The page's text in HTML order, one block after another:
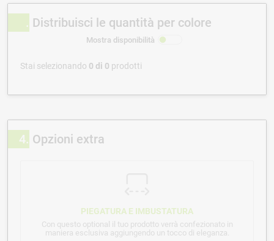
Distribuisci le quantità per colore
Mostra disponibilità
Stai selezionando 0 di 0 prodotti
4 Opzioni extra
PIEGATURA E IMBUSTATURA
Con questo optional il tuo prodotto verrà confezionato in
maniera esclusiva aggiungendo un tocco di eleganza.